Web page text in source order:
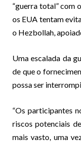
“guerra total” com
os EUA tentam
o Hezbollah,
Uma escalada da
de que o
possa ser
“Os participantes
riscos potenciais
mais vasto, uma